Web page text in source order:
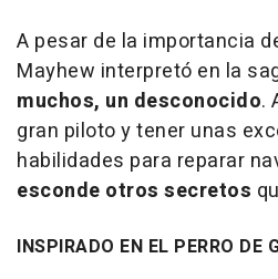
A pesar de la importancia
Mayhew interpretó en la
muchos, un desconocido.
gran piloto y tener unas
habilidades para reparar
esconde otros secretos
INSPIRADO EN EL PERRO DE